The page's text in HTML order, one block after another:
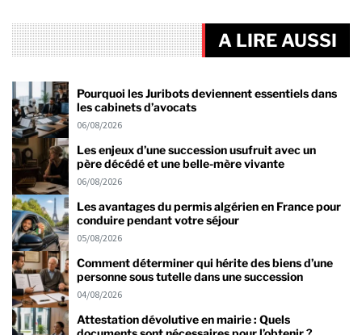
A LIRE AUSSI
Pourquoi les Juribots deviennent essentiels dans
les cabinets d’avocats
06/08/2026
Les enjeux d’une succession usufruit avec un
père décédé et une belle-mère vivante
06/08/2026
Les avantages du permis algérien en France pour
conduire pendant votre séjour
05/08/2026
Comment déterminer qui hérite des biens d’une
personne sous tutelle dans une succession
04/08/2026
Attestation dévolutive en mairie : Quels